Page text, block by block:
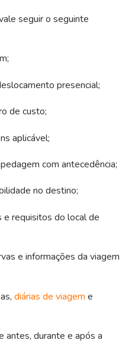
seguir o seguinte
presencial;
de custo;
aplicável;
com antecedência;
no destino;
e requisitos do local de
e informações da viagem
diárias de viagem e
antes, durante e após a